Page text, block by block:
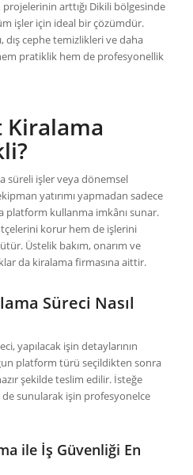
projelerinin arttığı Dikili bölgesinde
işler için ideal bir çözümdür.
dış cephe temizlikleri ve daha
pratiklik hem de profesyonellik
süreli işler veya dönemsel
yatırımı yapmadan sadece
platform kullanma imkânı sunar.
korur hem de işlerini
Üstelik bakım, onarım ve
da kiralama firmasına aittir.
Süreci Nasıl
yapılacak işin detaylarının
platform türü seçildikten sonra
şekilde teslim edilir. İsteğe
sunularak işin profesyonelce
ile İş Güvenliği En